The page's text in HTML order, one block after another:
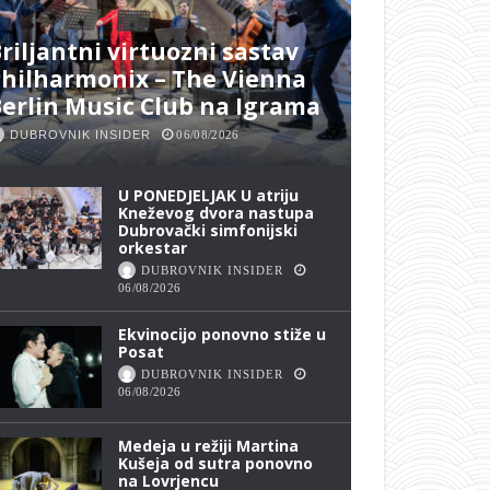
virtuozni sastav
– The Vienna
Music Club na Igrama
DUBROVNIK INSIDER 06/08/2026
U PONEDJELJAK U atriju
Kneževog dvora nastupa
Dubrovački simfonijski
orkestar
DUBROVNIK INSIDER
06/08/2026
Ekvinocijo ponovno stiže u
Posat
DUBROVNIK INSIDER
06/08/2026
Medeja u režiji Martina
Kušeja od sutra ponovno
na Lovrjencu